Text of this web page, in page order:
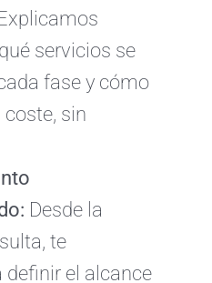
servicios se
fase y cómo
sin
Desde la
te
definir el alcance